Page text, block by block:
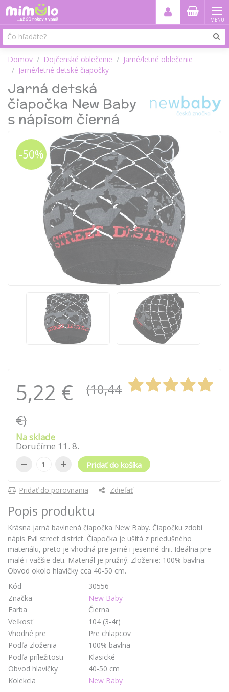
MENU
Domov Dojčenské oblečenie
Jarné/letné oblečenie
Jarné/letné detské čiapočky
Jarná detská
čiapočka New Baby
s nápisom čierná
-50%
5,22 €
(10,44
€)
Na sklade
Doručíme 11 . 8.
− + Pridať do košíka
Pridať do porovnania Zdieľať
Popis produktu
Krásna jarná bavlnená čiapočka New Baby. Čiapočku zdobí
nápis Evil street district. Čiapočka je ušitá z priedušného
materiálu, preto je vhodná pre jarné i jesenné dni. Ideálna pre
malé i väčšie deti. Materiál je pružný. Zloženie: 100% bavlna.
Obvod okolo hlavičky cca 40-50 cm.
Kód
30556
Značka
New Baby
Farba
Čierna
Veľkosť
104 (3-4r)
Vhodné pre
Pre chlapcov
Podľa zloženia
100% bavlna
Podľa príležitosti
Klasické
Obvod hlavičky
40-50 cm
Kolekcia
New Baby